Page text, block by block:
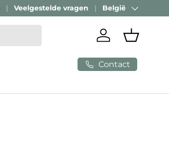
Veelgestelde vragen Land/Regio
België
InloggenMandje
Contact